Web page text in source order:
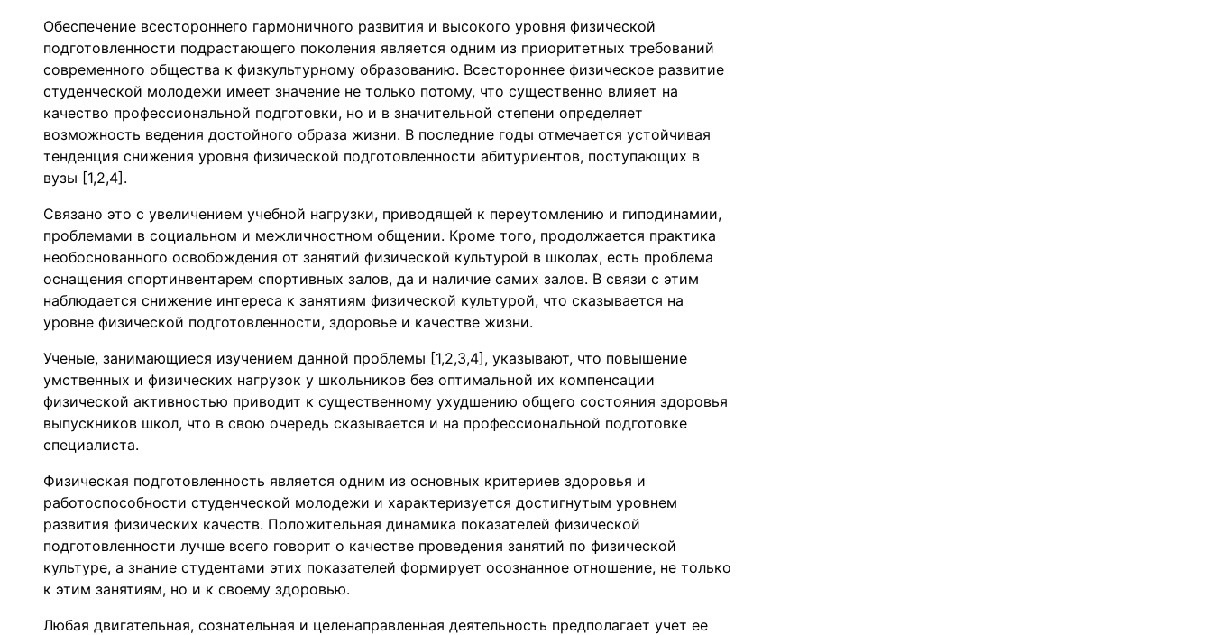
Обеспечение всестороннего гармоничного развития и высокого уровня физической
подготовленности подрастающего поколения является одним из приоритетных требований
современного общества к физкультурному образованию. Всестороннее физическое развитие
студенческой молодежи имеет значение не только потому, что существенно влияет на
качество профессиональной подготовки, но и в значительной степени определяет
возможность ведения достойного образа жизни. В последние годы отмечается устойчивая
тенденция снижения уровня физической подготовленности абитуриентов, поступающих в
вузы [1,2,4].
Связано это с увеличением учебной нагрузки, приводящей к переутомлению и гиподинамии,
проблемами в социальном и межличностном общении. Кроме того, продолжается практика
необоснованного освобождения от занятий физической культурой в школах, есть проблема
оснащения спортинвентарем спортивных залов, да и наличие самих залов. В связи с этим
наблюдается снижение интереса к занятиям физической культурой, что сказывается на
уровне физической подготовленности, здоровье и качестве жизни.
Ученые, занимающиеся изучением данной проблемы [1,2,3,4], указывают, что повышение
умственных и физических нагрузок у школьников без оптимальной их компенсации
физической активностью приводит к существенному ухудшению общего состояния здоровья
выпускников школ, что в свою очередь сказывается и на профессиональной подготовке
специалиста.
Физическая подготовленность является одним из основных критериев здоровья и
работоспособности студенческой молодежи и характеризуется достигнутым уровнем
развития физических качеств. Положительная динамика показателей физической
подготовленности лучше всего говорит о качестве проведения занятий по физической
культуре, а знание студентами этих показателей формирует осознанное отношение, не только
к этим занятиям, но и к своему здоровью.
Любая двигательная, сознательная и целенаправленная деятельность предполагает учет ее